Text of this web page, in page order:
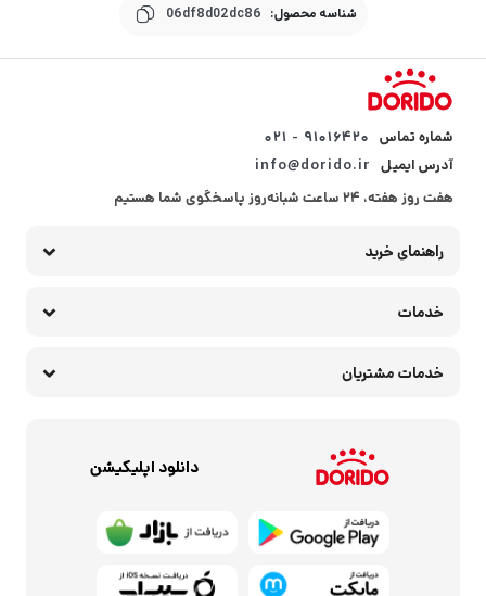
شناسه محصول: 06df8d02dc86
شماره تماس ۹۱۰۱۶۴۲۰ - ۰۲۱
آدرس ایمیل info@dorido.ir
هفت روز هفته، ۲۴ ساعت شبانه‌روز پاسخگوی شما هستیم
راهنمای خرید
خدمات
خدمات مشتریان
دانلود اپلیکیشن